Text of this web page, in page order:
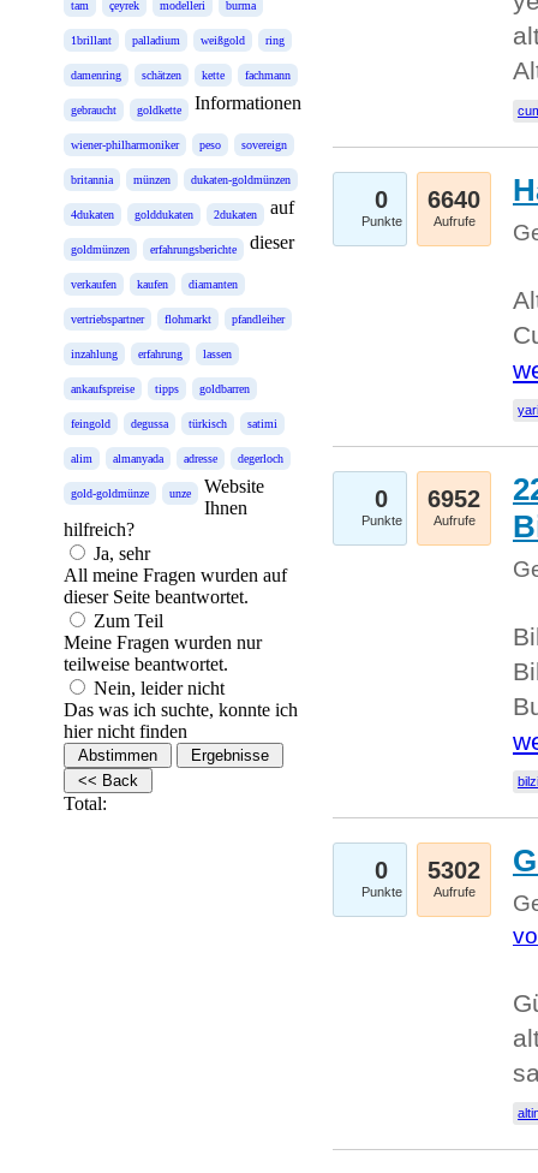
tam çeyrek modelleri burma
1brillant palladium weißgold ring
damenring schätzen kette fachmann
gebraucht goldkette
wiener-philharmoniker peso sovereign
britannia münzen dukaten-goldmünzen
4dukaten golddukaten 2dukaten
goldmünzen erfahrungsberichte
verkaufen kaufen diamanten
vertriebspartner flohmarkt pfandleiher
inzahlung erfahrung lassen
ankaufspreise tipps goldbarren
feingold degussa türkisch satimi
alim almanyada adresse degerloch
gold-goldmünze unze
Informationen
auf
dieser
Website
Ihnen
hilfreich?
Ja, sehr
All meine Fragen wurden auf
dieser Seite beantwortet.
Zum Teil
Meine Fragen wurden nur
teilweise beantwortet.
Nein, leider nicht
Das was ich suchte, konnte ich
hier nicht finden
Total:
0
Punkte
6640
Aufrufe
0
Punkte
6952
Aufrufe
0
Punkte
5302
Aufrufe